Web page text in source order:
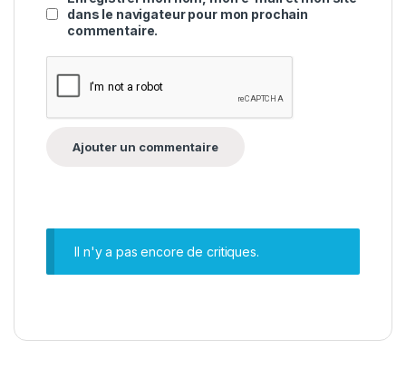
dans le navigateur pour mon prochain
commentaire.
Il n'y a pas encore de critiques.